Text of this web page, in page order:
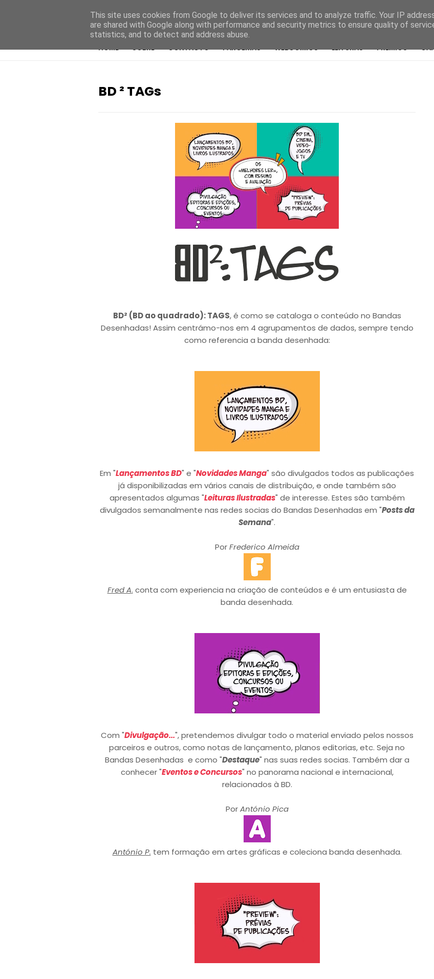
HOME SOBRE CONTACTO PARCERIAS WEBCOMICS LEITURAS PRÉMIOS
BD ² TAGs
BD² (BD ao quadrado): TAGS, é como se cataloga o conteúdo no Bandas
Desenhadas! Assim centrámo-nos em 4 agrupamentos de dados, sempre tendo
como referencia a banda desenhada:
Em "Lançamentos BD" e "Novidades Manga" são divulgados todos as publicações
já disponibilizadas em vários canais de distribuição, e onde também são
apresentados algumas "Leituras Ilustradas" de interesse. Estes são também
divulgados semanalmente nas redes socias do Bandas Desenhadas em "Posts da
Semana".
PorFrederico Almeida
Fred A. conta com experiencia na criação de conteúdos e é um entusiasta de
banda desenhada.
Com "Divulgação...", pretendemos divulgar todo o material enviado pelos nossos
parceiros e outros, como notas de lançamento, planos editorias, etc. Seja no
Bandas Desenhadas e como "Destaque" nas suas redes socias. Também dar a
conhecer "Eventos e Concursos" no panorama nacional e internacional,
relacionados à BD.
PorAntónio Pica
António P. tem formação em artes gráficas e coleciona banda desenhada.
This site uses cookies from Google to deliver its services and to analyze traffic. Your IP
are shared with Google along with performance and security metrics to ensure quality of
statistics, and to detect and address abuse.